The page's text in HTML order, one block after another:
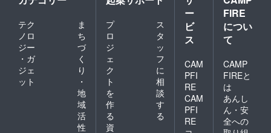
テク
ノロ
ジー
・ガ
ジェ
ット
ま
ち
づ
く
り
・
地
域
活
性
プ
ロ
ジ
ェ
ク
ト
を
作
る
ス
タ
ッ
フ
に
相
談
す
る
資
ー
ビ
ス
CAM
PFI
RE
CAM
PFI
RE
FIRE
につい
て
CAMP
FIREと
は
あんし
ん・安
全への